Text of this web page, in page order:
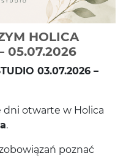
HOLICA
05.07.2026-Czytaj
03.07.2026 –
dni otwarte w Holica
.
poz­nać